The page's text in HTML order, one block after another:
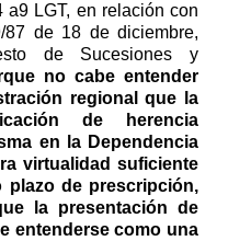
LGT, en relación con
de 18 de diciembre,
de Sucesiones y
no cabe entender
regional que la
de herencia
en la Dependencia
virtualidad suficiente
plazo de prescripción,
la presentación de
entenderse como una